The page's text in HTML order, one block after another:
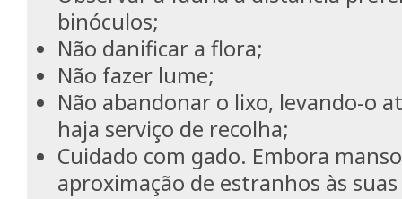
binóculos;
Não danificar a flora;
Não fazer lume;
Não abandonar o lixo, levando-o
haja serviço de recolha;
Cuidado com gado. Embora
aproximação de estranhos às